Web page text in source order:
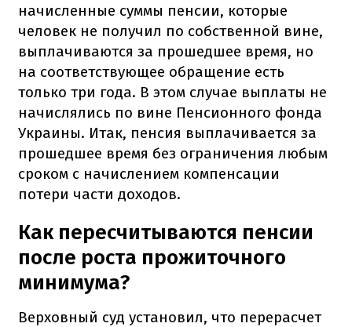
начисленные суммы пенсии, которые
человек не получил по собственной вине,
выплачиваются за прошедшее время, но
на соответствующее обращение есть
только три года. В этом случае выплаты не
начислялись по вине Пенсионного фонда
Украины. Итак, пенсия выплачивается за
прошедшее время без ограничения любым
сроком с начислением компенсации
потери части доходов.
Как пересчитываются пенсии
после роста прожиточного
минимума?
Верховный суд установил, что перерасчет